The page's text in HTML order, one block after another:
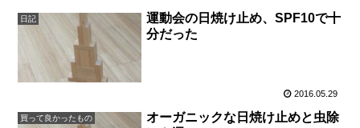
日記
運動会の日焼け止め、SPF10で十
分だった
2016.05.29
買って良かったもの
オーガニックな日焼け止めと虫除